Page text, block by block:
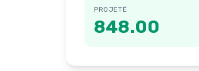
PROJETÉ
848.00